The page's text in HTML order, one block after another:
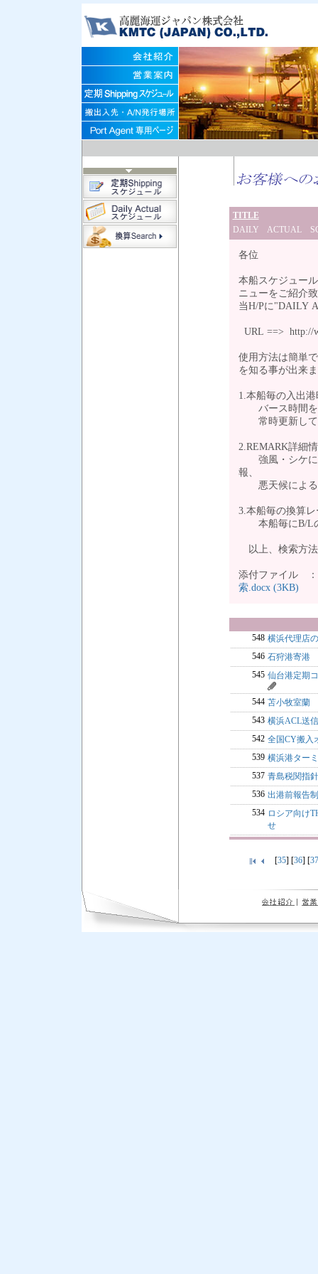
TITLE
DAILY ACTUAL
各位
本船スケジュー
ニューをご紹介
当H/Pに"DAILY
URL ==> http://
使用方法は簡単
を知る事が出来
1.本船毎の入出港
バース時間を
常時更新し
2.REMARK詳細
強風・シケに
報、
悪天候による
3.本船毎の換算レ
本船毎にB/Lの
以上、検索方
添付ファイル
索.docx (3KB)
548 横浜代理店
546 石狩港寄港
545 仙台港定期
544 苫小牧室蘭
543 横浜ACL送
542 全国CY搬入
539 横浜港ター
537 青島税関指
536 出港前報告
534 ロシア向け
せ
[35] [36] [37